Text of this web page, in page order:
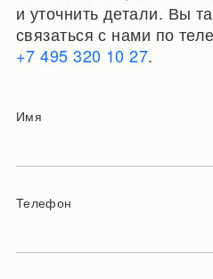
и уточнить детали. Вы
связаться с нами по
+7 495 320 10 27.
Имя
Телефон